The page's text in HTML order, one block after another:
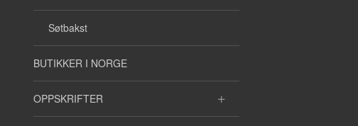
Søtbakst
BUTIKKER I NORGE
OPPSKRIFTER